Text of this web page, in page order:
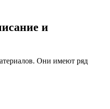
и
Они имеют ряд